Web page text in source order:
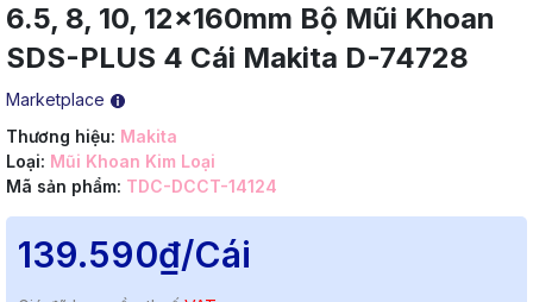
6.5, 8, 10, 12x160mm Bộ Mũi Khoan
SDS-PLUS 4 Cái Makita D-74728
Marketplace
Thương hiệu: Makita
Loại: Mũi Khoan Kim Loại
Mã sản phẩm: TDC-DCCT-14124
139.590₫/Cái